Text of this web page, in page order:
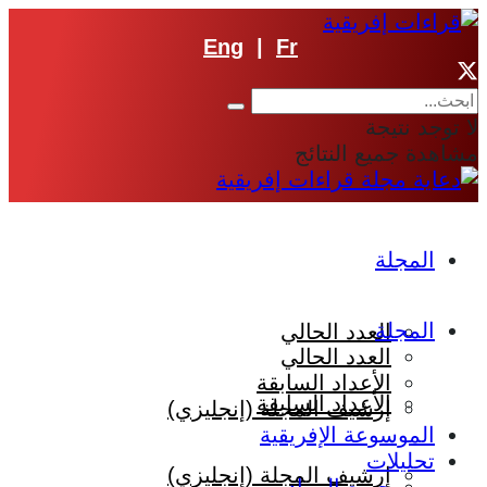
Eng Fr
لا توجد نتيجة
مشاهدة جميع النتائج
المجلة
العدد الحالي
الأعداد السابقة
إرشيف المجلة (إنجليزي)
المجلة
العدد الحالي
الأعداد السابقة
إرشيف المجلة (إنجليزي)
الموسوعة الإفريقية
تحليلات